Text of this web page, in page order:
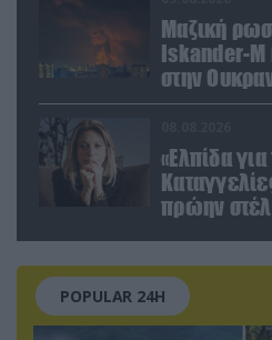
Μαζική
Iskander-M
στην
«Ελπίδα
πρώην
POPULAR 24H